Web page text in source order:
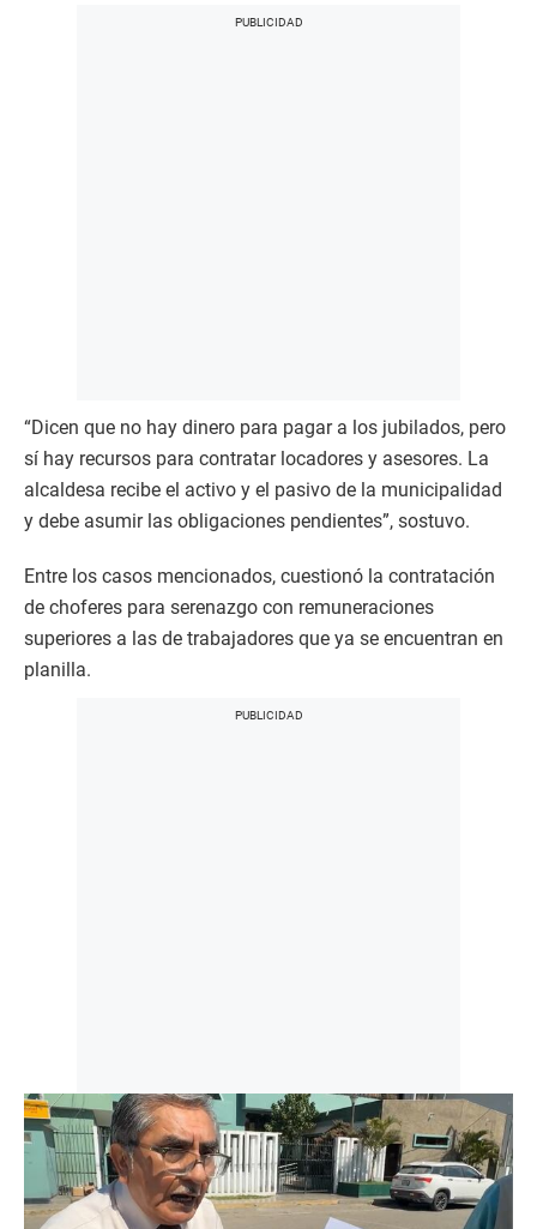
“Dicen que no hay dinero para pagar a los jubilados, pero
sí hay recursos para contratar locadores y asesores. La
alcaldesa recibe el activo y el pasivo de la municipalidad
y debe asumir las obligaciones pendientes”, sostuvo.
Entre los casos mencionados, cuestionó la contratación
de choferes para serenazgo con remuneraciones
superiores a las de trabajadores que ya se encuentran en
planilla.